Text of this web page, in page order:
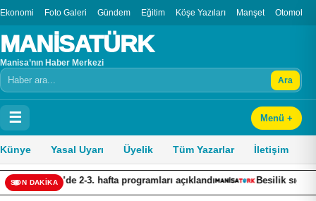
Ekonomi Foto Galeri Gündem Eğitim Köşe Yazıları Manşet Otomobil
MANİSATÜRK
Manisa’nın Haber Merkezi
Arama Ara
☰ Menü +
Künye Yasal Uyarı Üyelik Tüm Yazarlar İletişim
SON DAKİKA
2-3. hafta programları açıklandı Besilik sığırlara